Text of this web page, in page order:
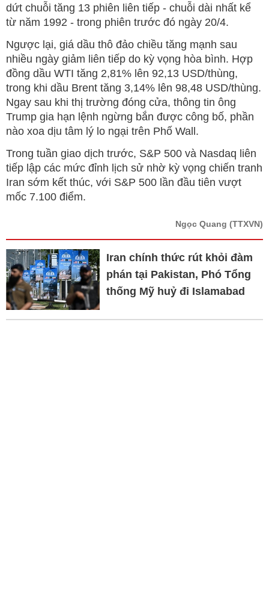
dứt chuỗi tăng 13 phiên liên tiếp - chuỗi dài nhất kể
từ năm 1992 - trong phiên trước đó ngày 20/4.
Ngược lại, giá dầu thô đảo chiều tăng mạnh sau
nhiều ngày giảm liên tiếp do kỳ vọng hòa bình. Hợp
đồng dầu WTI tăng 2,81% lên 92,13 USD/thùng,
trong khi dầu Brent tăng 3,14% lên 98,48 USD/thùng.
Ngay sau khi thị trường đóng cửa, thông tin ông
Trump gia hạn lệnh ngừng bắn được công bố, phần
nào xoa dịu tâm lý lo ngại trên Phố Wall.
Trong tuần giao dịch trước, S&P 500 và Nasdaq liên
tiếp lập các mức đỉnh lịch sử nhờ kỳ vọng chiến tranh
Iran sớm kết thúc, với S&P 500 lần đầu tiên vượt
mốc 7.100 điểm.
Ngọc Quang (TTXVN)
Iran chính thức rút khỏi đàm
phán tại Pakistan, Phó Tổng
thống Mỹ huỷ đi Islamabad